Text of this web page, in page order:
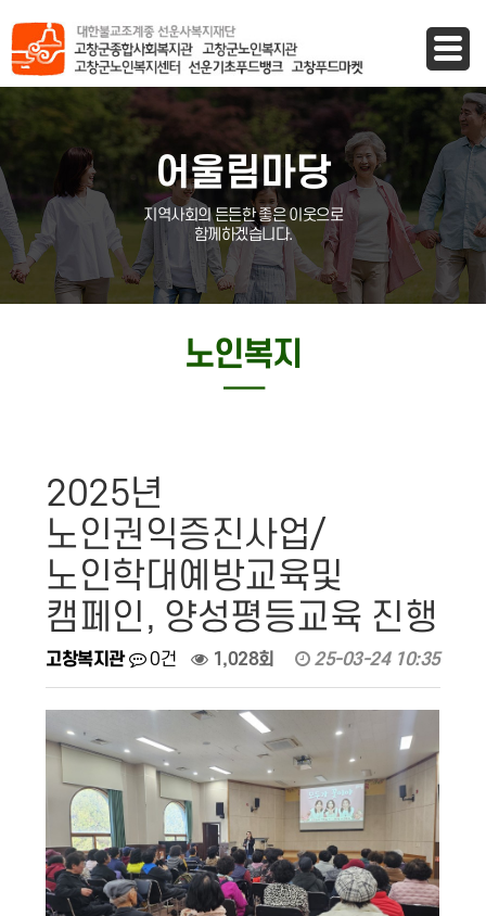
어울림마당
지역사회의 든든한 좋은 이웃으로
함께하겠습니다.
노인복지
─
2025년
노인권익증진사업/
노인학대예방교육및
캠페인, 양성평등교육 진행
고창복지관 0건 1,028회 25-03-24 10:35